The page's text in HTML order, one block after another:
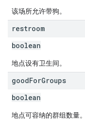
该场所允许带狗。
restroom
boolean
地点设有卫生间。
goodForGroups
boolean
地点可容纳的群组数量。